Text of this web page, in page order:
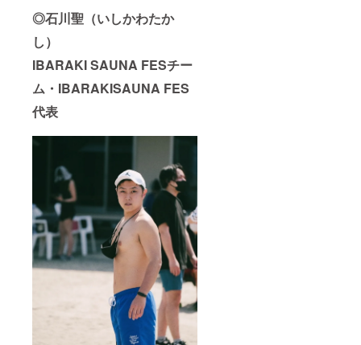
◎石川聖（いしかわたか
し）
IBARAKI SAUNA FESチー
ム・IBARAKISAUNA FES
代表